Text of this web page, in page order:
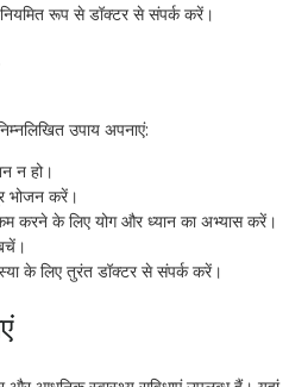
नियमित रूप से डॉक्टर से संपर्क करें।
उपाय अपनाएं:
न हो।
भोजन करें।
करने के लिए योग और ध्यान का अभ्यास करें।
के लिए तुरंत डॉक्टर से संपर्क करें।